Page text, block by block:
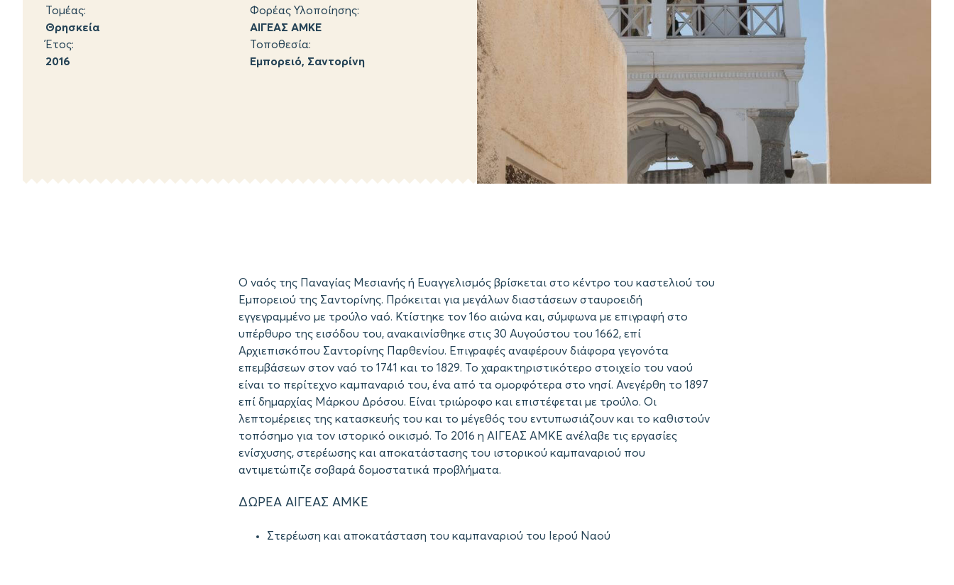
Τομέας:
Θρησκεία
Φορέας Υλοποίησης:
ΑΙΓΕΑΣ ΑΜΚΕ
Έτος:
2016
Τοποθεσία:
Εμπορειό, Σαντορίνη
Ο ναός της Παναγίας Μεσιανής ή Ευαγγελισμός βρίσκεται στο κέντρο του καστελιού του
Εμπορειού της Σαντορίνης. Πρόκειται για μεγάλων διαστάσεων σταυροειδή
εγγεγραμμένο με τρούλο ναό. Κτίστηκε τον 16ο αιώνα και, σύμφωνα με επιγραφή στο
υπέρθυρο της εισόδου του, ανακαινίσθηκε στις 30 Αυγούστου του 1662, επί
Αρχιεπισκόπου Σαντορίνης Παρθενίου. Επιγραφές αναφέρουν διάφορα γεγονότα
επεμβάσεων στον ναό το 1741 και το 1829. Το χαρακτηριστικότερο στοιχείο του ναού
είναι το περίτεχνο καμπαναριό του, ένα από τα ομορφότερα στο νησί. Ανεγέρθη το 1897
επί δημαρχίας Μάρκου Δρόσου. Είναι τριώροφο και επιστέφεται με τρούλο. Οι
λεπτομέρειες της κατασκευής του και το μέγεθός του εντυπωσιάζουν και το καθιστούν
τοπόσημο για τον ιστορικό οικισμό. Το 2016 η ΑΙΓΕΑΣ ΑΜΚΕ ανέλαβε τις εργασίες
ενίσχυσης, στερέωσης και αποκατάστασης του ιστορικού καμπαναριού που
αντιμετώπιζε σοβαρά δομοστατικά προβλήματα.
ΔΩΡΕΑ ΑΙΓΕΑΣ ΑΜΚΕ
Στερέωση και αποκατάσταση του καμπαναριού του Ιερού Ναού